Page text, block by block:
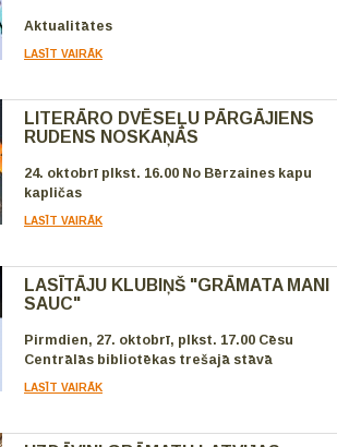
Aktualitātes
LASĪT VAIRĀK
LITERĀRO DVĒSEĻU PĀRGĀJIENS
RUDENS NOSKAŅĀS
24. oktobrī plkst. 16.00 No Bērzaines kapu
kapličas
LASĪT VAIRĀK
LASĪTĀJU KLUBIŅŠ "GRĀMATA MANI
SAUC"
Pirmdien, 27. oktobrī, plkst. 17.00 Cēsu
Centrālās bibliotēkas trešajā stāvā
LASĪT VAIRĀK